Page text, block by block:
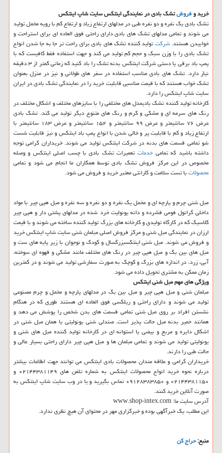
خرید وفروشتشك بادی در نمایندگی اینتكس سایت شاپ اینتكس
تشك بادی یك نفره و دو نفره طبی در مدلهای ارتفاع زیاد و ارتفاع كم با رویه مخمل تولید
می شوند و تمامی مدلهای تشك های بادی دارای راحتی فوق العاده ای برای استراحت و
خوابیدن هستند.شركتتولید كننده تشك های بادی برای راحت تر جا به جا شدن انواع
تشك بادی را با وزن سبك و حجم كم تولید می كند و جهت استفاده فقط كافیست كه با
پمپ باد برقی یا دستی شركت اینتكس بدنه تشك را باد كنید كه زمانی كمتر از ۳ دقیقه
نیاز دارد. تشك های بادی مناسب استفاده در سفر های طولانی و نیز در منزل بعنوان
تشك خواب هستند كه با قیمت مناسبی قابلیت خرید را در نمایندگی تشك بادی در ایران
سایت شاپ اینتكس را دارد.
كارخانه تولید كننده تشك بادیمدل های مختلفی را با سایزهای مختلف و اشكال مختلف در
رنگ های سرمه ای و مشكی و كرم و رنگ های متنوع دیگر تولید می كند. تشك بادی
عرض ۷۶ سانتیمتر و عرض ۹۹ سانتیمتر و ۱۵۲ سانتیمتر و عرض ۱۸۳ سانتیمتر با
ارتفاع زیاد و كم با قابلیت پر و خالی شدن با انواع پمپ باد اینتكس و نیز قابلیت شست
شو تمامی قسمت های بدنه در شركت اینتكس تولید می شوند. خریداران گرامی توجه
داشته باشید كه تمامی خدماتتعمیرات تشك بادی با چسب اصلی اینتكس و وصله
مخصوص در این مركز فروش تشك بادی توسط همكاران ما انجام می شود و تمامی
محصولاتبا تست سلامت و گارانتی معتبر خرید و فروش می شود.
مبل شنی چرم و پارچه ای و مخمل یك نفره و دو نفره و سه نفره و مبل هپی چیر با مواد
داخلی گرانول فومی فشرده و دانه یونولیت خرد شده در مدلهای پشتی دار و هپی چیر
كلاسیك كه در كارگاه تولیدی و كارخانه های بزرگ تولید كننده ساخته می شوند و با قیمت
ارزان در نمایندگی مبل شنی و مركز فروش اصلی مبلمان شنی سایت شاپ اینتكس خرید
و فروش می شوند. مبل شنی اینتكسبزرگسال و كودك و نوجوان با زیر پایه های ست و
مبل های بین بگ و مبل هپی چیر در رنگ های مختلف مانند مشكی و قهوه ای سوخته،
آبی، زرد، در اندازه های بزرگ و كوچك به صورت سفارشی تولید می شوند و در كمترین
زمان ممكن به مشتری تحویل داده می شود.
ویژگی های مهم مبل شنی اینتكس
مبلمان شنی و مبل هپی چیر و مبل بین بگ در مدلهای پارچه و مخمل و چرم مصنوعی
تولید می شوند و دارای راحتی و ریلكسی فوق العاده ای هستند طوری كه در هنگام
نشستن افراد بر روی مبل شنی تمامی قسمت های بدن شخص را پوشش می دهد و
همانند خمیر بدنه مبل حالت پذیر است. صندلی شنی یونولیتی یا همان مبل شنی در
اشكال دایره و مربع و بیضی یا استوانه ای در كارخانه تولید كننده مبل های شنی و
یونولیتی تولید می شوند و تمامی مبلمان ها و مبل هپی چیر دارای راحتی بسیار عالی و
حالت طبی را دارند.
خریداران گرامی و علاقه مندان محصولات بادی اینتكس می توانند جهت اطلاعات بیشتر
درباره نحوه خرید انواع محصولات اینتكس به شماره تلفن های ۰۲۱۴۴۳۸۱۱۴۹ و
۰۲۱۴۴۳۸۱۱۵۰ و ۰۹۱۲۸۳۸۳۸۵۰ تماس بگیرید و یا در وب سایت شاپ اینتكس به
صورت آنلاین خرید كنند.
آدرس سایت ما: www.shop-intex.com
این مطلب، یك خبرآگهی بوده و خبرگزاری مهر در محتوای آن هیچ نظری ندارد.
منبع:حراج كن